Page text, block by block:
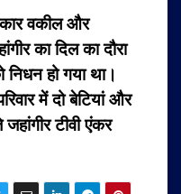
वकील और
का दिल का दौरा
हो गया था।
में दो बेटियां और
टीवी एंकर